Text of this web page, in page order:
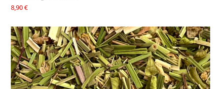
8,90€